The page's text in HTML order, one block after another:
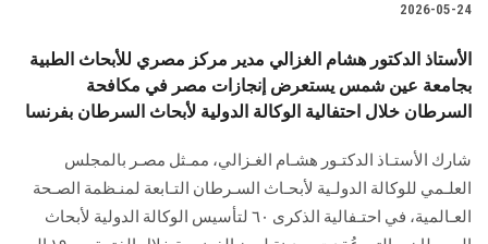
2026-05-24
الأستاذ الدكتور هشام الغزالي مدير مركز مصري للأبحاث الطبية
بجامعة عين شمس يستعرض إنجازات مصر في مكافحة
السرطان خلال احتفالية الوكالة الدولية لأبحاث السرطان بفرنسا
شارك الأستـاذ الدكتـور هشـام الغـزالي، ممـثل مصـر بالمجلس
العلـمي للوكالة الدولـية لأبحـاث السـرطان التـابعة لمنـظمة الصـحة
العـالمية، في احتـفالية الذكرى ٦٠ لتأسيس الوكالة الدولية لأبحاث